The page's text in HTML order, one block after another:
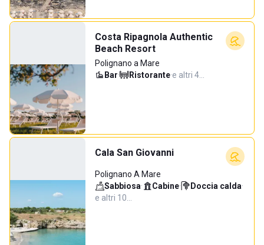
Costa Ripagnola Authentic
Beach Resort
Polignano a Mare
Bar· Ristorante·e altri 4…
Cala San Giovanni
Polignano A Mare
Sabbiosa· Cabine· Doccia calda·
e altri 10…